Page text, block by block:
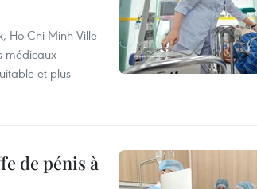
Ho Chi Minh-Ville
médicaux
et plus
de pénis à